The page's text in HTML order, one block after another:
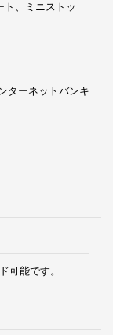
ト、ミニストッ
ターネットバンキ
可能です。